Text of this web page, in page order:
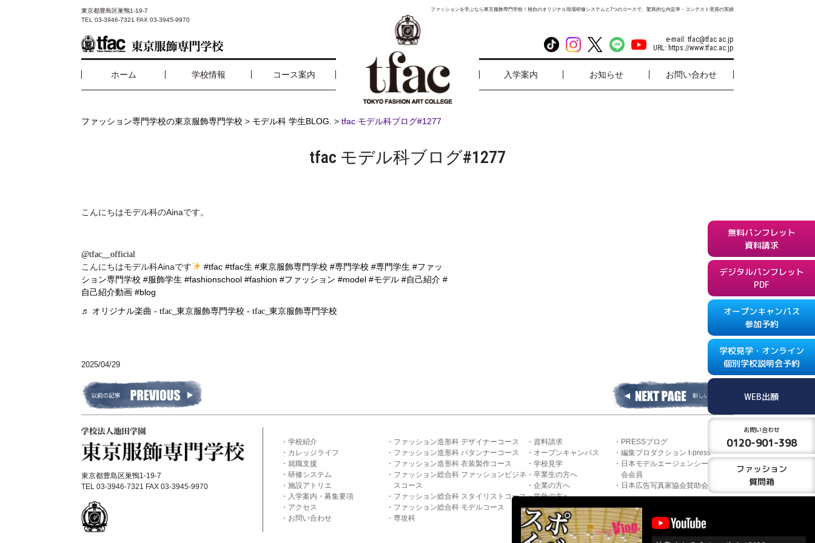
東京都豊島区巣鴨1-19-7
TEL 03-3946-7321 FAX 03-3945-9970
ファッションを学ぶなら東京服飾専門学校！独自のオリジナル現場研修システムと7つのコースで、驚異的な内定率・コンテスト受賞の実績
e-mail: tfac@tfac.ac.jp
URL: https://www.tfac.ac.jp
ホーム 学校情報 コース案内 入学案内 お知らせ お問い合わせ
ファッション専門学校の東京服飾専門学校 > モデル科 学生BLOG. >tfac モデル科ブログ#1277
tfac モデル科ブログ#1277
こんにちはモデル科のAinaです。
@tfac__official
こんにちはモデル科Ainaです #tfac #tfac生 #東京服飾専門学校 #専門学校 #専門学生 #ファッ
ション専門学校 #服飾学生 #fashionschool #fashion #ファッション #model #モデル #自己紹介 #
自己紹介動画 #blog
♬ オリジナル楽曲 - tfac_東京服飾専門学校 - tfac_東京服飾専門学校
2025/04/29
東京都豊島区巣鴨1-19-7
TEL 03-3946-7321 FAX 03-3945-9970
学校紹介
カレッジライフ
就職支援
研修システム
施設アトリエ
入学案内・募集要項
アクセス
お問い合わせ
ファッション造形科 デザイナーコース
ファッション造形科 パタンナーコース
ファッション造形科 衣装製作コース
ファッション総合科 ファッションビジネ
スコース
ファッション総合科 スタイリストコース
ファッション総合科 モデルコース
専攻科
資料請求
オープンキャンパス
学校見学
卒業生の方へ
企業の方へ
学外の方へ
サイトポリシー
PRESSブログ
編集プロダクション t-press
日本モデルエージェンシー協
会会員
日本広告写真家協会賛助会員
Copyright ⓒ tfac ALL RIGHTS RESERVED
無料パンフレット
資料請求
デジタルパンフレット
PDF
オープンキャンパス
参加予約
学校見学・オンライン
個別学校説明会予約
WEB出願
お問い合わせ
0120-901-398
ファッション
質問箱